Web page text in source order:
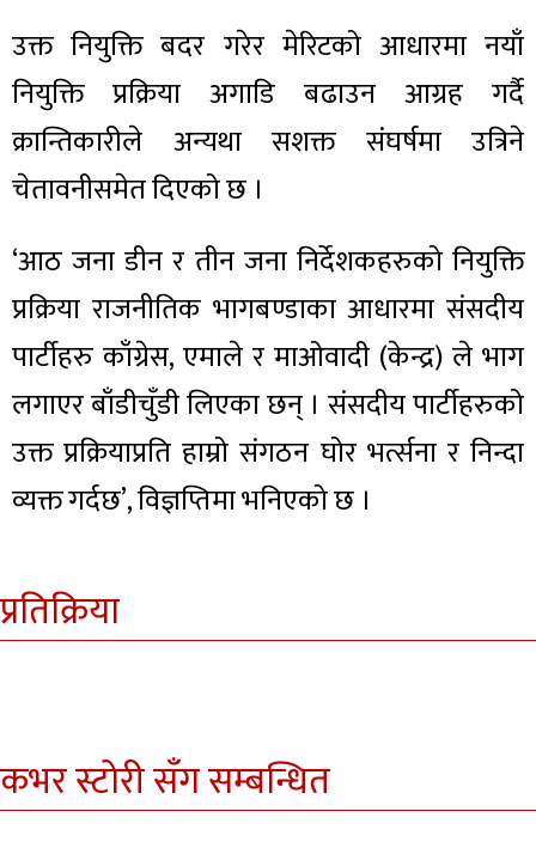
उक्त नियुक्ति बदर गरेर मेरिटको आधारमा नयाँ
नियुक्ति प्रक्रिया अगाडि बढाउन आग्रह गर्दै
क्रान्तिकारीले अन्यथा सशक्त संघर्षमा उत्रिने
चेतावनीसमेत दिएको छ ।
‘आठ जना डीन र तीन जना निर्देशकहरुको नियुक्ति
प्रक्रिया राजनीतिक भागबण्डाका आधारमा संसदीय
पार्टीहरु काँग्रेस, एमाले र माओवादी (केन्द्र) ले भाग
लगाएर बाँडीचुँडी लिएका छन् । संसदीय पार्टीहरुको
उक्त प्रक्रियाप्रति हाम्रो संगठन घोर भर्त्सना र निन्दा
व्यक्त गर्दछ’, विज्ञप्तिमा भनिएको छ ।
प्रतिक्रिया
कभर स्टोरी सँग सम्बन्धित